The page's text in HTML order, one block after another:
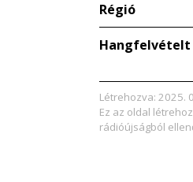
Régió
Hangfelvételt
Létrehozva: 2025.
Ez az oldal
rádióújságból